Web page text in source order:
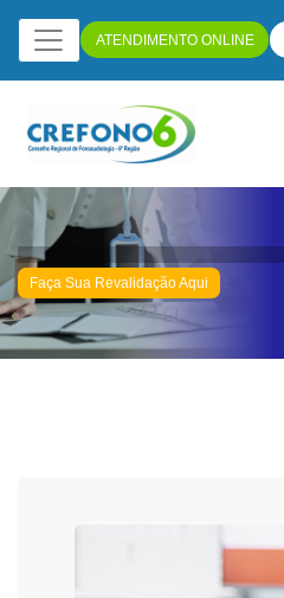
ATENDIMENTO ONLINE
Faça Sua Revalidação Aqui